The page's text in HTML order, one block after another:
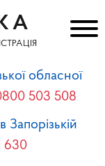
обласної
503 508
Запорізькій
630